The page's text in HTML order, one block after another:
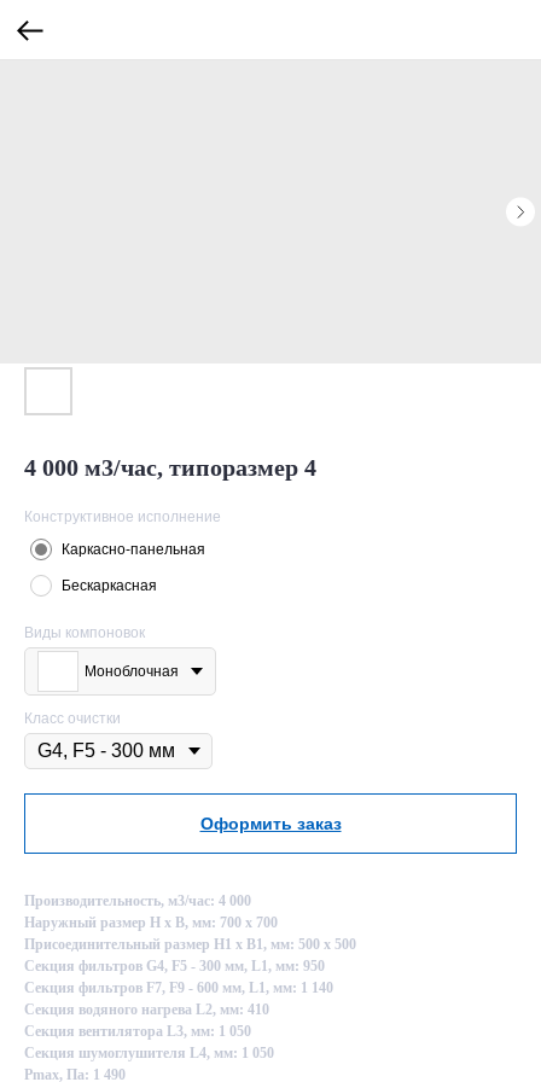
4 000 м3/час, типоразмер 4
Конструктивное исполнение
Каркасно-панельная
Бескаркасная
Виды компоновок
Моноблочная
Класс очистки
Оформить заказ
Производительность, м3/час: 4 000
Наружный размер Н х В, мм: 700 х 700
Присоединительный размер Н1 х В1, мм: 500 х 500
Секция фильтров G4, F5 - 300 мм, L1, мм: 950
Секция фильтров F7, F9 - 600 мм, L1, мм: 1 140
Секция водяного нагрева L2, мм: 410
Секция вентилятора L3, мм: 1 050
Секция шумоглушителя L4, мм: 1 050
Pmax, Па: 1 490